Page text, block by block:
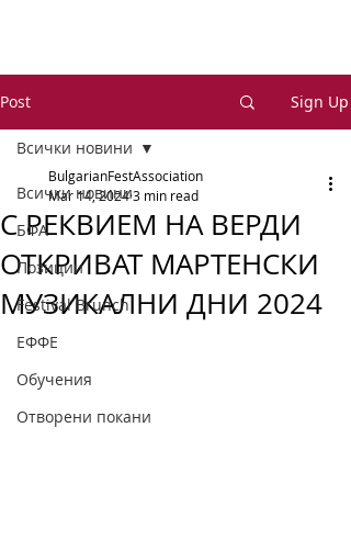
Post Sign Up
Всички новини
БФА
Позиции
Festival Brunch
ЕФФЕ
Обучения
Отворени покани
Всички новини
С РЕКВИЕМ НА ВЕРДИ
ОТКРИВАТ МАРТЕНСКИ
МУЗИКАЛНИ ДНИ 2024
BulgarianFestAssociation
Mar 14, 20243 min read